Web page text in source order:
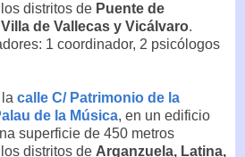
distritos de Puente de
de Vallecas y Vicálvaro.
1 coordinador, 2 psicólogos
calle C/ Patrimonio de la
de la Música, en un edificio
superficie de 450 metros
distritos de Arganzuela, Latina,